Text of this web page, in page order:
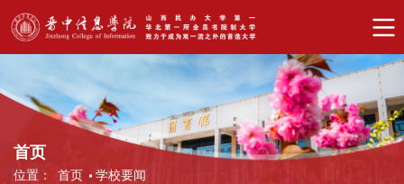
首页
位置： 首页
学校要闻